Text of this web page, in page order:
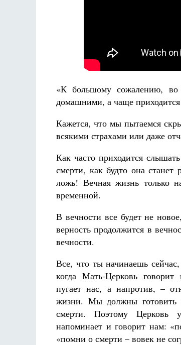
«К большому сожалению, во
домашними, а чаще
Кажется, что мы пытаемся
всякими страхами или даже
Как часто приходится
смерти, как будто она
ложь! Вечная жизнь только
временной.
В вечности все будет не
верность продолжится в
вечности.
Все, что ты начинаешь
когда Мать-Церковь говорит
пугает нас, а напротив, –
жизни. Мы должны готовить
смерти.
Поэтому Церковь
напоминает и говорит нам:
«помни о смерти – вовек не